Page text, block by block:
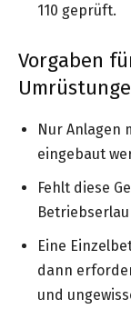
110 geprüft.
Vorgaben
Nur Anlagen
eingebaut
Fehlt diese
Eine
dann
und